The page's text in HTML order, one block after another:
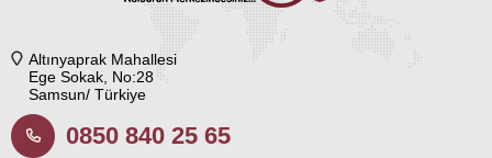
Altınyaprak Mahallesi
Ege Sokak, No:28
Samsun/ Türkiye
0850 840 25 65